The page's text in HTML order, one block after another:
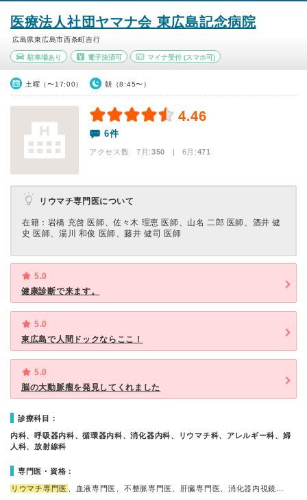
医療法人社団ヤマナ会 東広島記念病院
広島県東広島市西条町吉行
駐車場あり 電子決済可 マイナ受付 (スマホ可)
土曜（〜17:00） 朝（8:45〜）
4.46
6件
アクセス数 7月:350 | 6月:471
リウマチ専門医について
在籍：岩橋 充啓 医師、佐々木 理恵 医師、山名 二郎 医師、酒井 健
史 医師、湯川 和俊 医師、藤井 健司 医師
5.0
健康診断で来ます。
5.0
東広島で人間ドックならここ！
5.0
脳の大動脈瘤を発見してくれました
診療科目：
内科、呼吸器内科、循環器内科、消化器内科、リウマチ科、アレルギー科、婦
人科、放射線科
専門医・資格：
リウマチ専門医 、血液専門医、不整脈専門医、肝臓専門医、消化器内視鏡…